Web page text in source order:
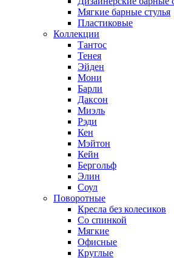
Мягкие барные стулья
Пластиковые
Коллекции
Тантос
Тенея
Эйден
Мони
Барли
Даксон
Миэль
Рэди
Кен
Мэйтон
Кейн
Бергольф
Элин
Соул
Поворотные
Кресла без колесиков
Со спинкой
Мягкие
Офисные
Круглые